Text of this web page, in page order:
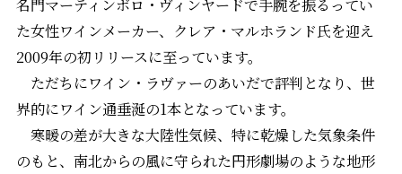
た女性ワインメーカー、クレア・マルホランド氏を迎え
2009年の初リリースに至っています。
ただちにワイン・ラヴァーのあいだで評判となり、世
界的にワイン通垂涎の1本となっています。
寒暖の差が大きな大陸性気候、特に乾燥した気象条件
のもと、南北からの風に守られた円形劇場のような地形